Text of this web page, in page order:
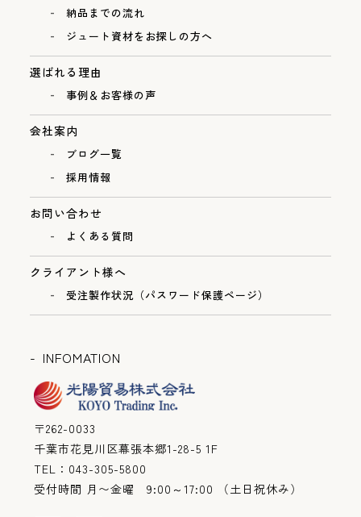
納品までの流れ
ジュート資材をお探しの方へ
選ばれる理由
事例＆お客様の声
会社案内
ブログ一覧
採用情報
お問い合わせ
よくある質問
クライアント様へ
受注製作状況（パスワード保護ページ）
INFOMATION
〒262-0033
千葉市花見川区幕張本郷1-28-5 1F
TEL：043-305-5800
受付時間 月〜金曜 9:00～17:00 （土日祝休み）